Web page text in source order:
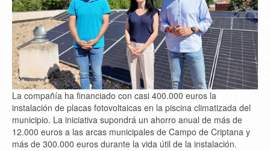
La compañía ha financiado con casi 400.000 euros la
instalación de placas fotovoltaicas en la piscina climatizada del
municipio. La iniciativa supondrá un ahorro anual de más de
12.000 euros a las arcas municipales de Campo de Criptana y
más de 300.000 euros durante la vida útil de la instalación.